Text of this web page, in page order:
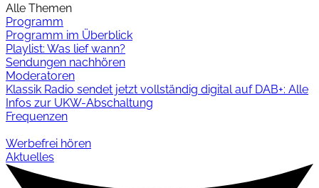
Alle Themen
Programm
Programm im Überblick
Playlist: Was lief wann?
Sendungen nachhören
Moderatoren
Klassik Radio sendet jetzt vollständig digital auf DAB+: Alle
Infos zur UKW-Abschaltung
Frequenzen
Werbefrei hören
Aktuelles